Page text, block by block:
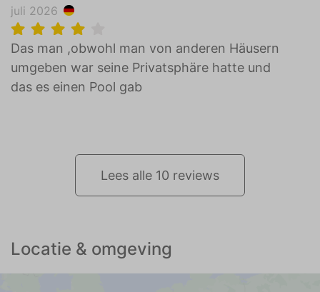
juli 2026
Das man ,obwohl man von anderen Häusern
umgeben war seine Privatsphäre hatte und
das es einen Pool gab
Lees alle 10 reviews
Locatie & omgeving